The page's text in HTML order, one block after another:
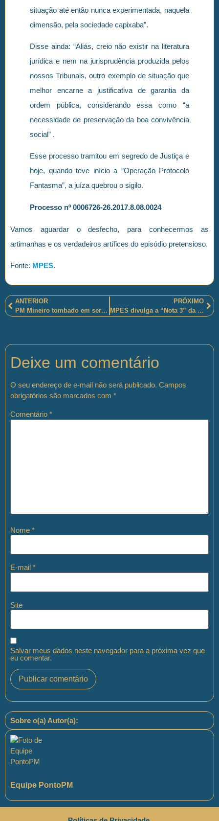
situação até então nunca experimentada, naquela
dimensão, pela sociedade capixaba”.
Disse ainda: “Aliás, creio não existir na literatura
jurídica e nem na jurisprudência produzida pelos
nossos Tribunais, outro exemplo de situação que
melhor encarne a justificativa de garantia da
ordem pública, considerando essa como “a
necessidade de preservação da boa convivência
social” .
Esse processo tramitou em segredo de Justiça e
hoje, quando teve início a ”Operação Protocolo
Fantasma”, a juíza quebrou o sigilo.
Processo nº 0006726-26.2017.8.08.0024
Vamos aguardar o desfecho, para conhecermos as
artimanhas e os verdadeiros artífices do episódio pretensioso.
Fonte: MPES.
ANTERIOR
PM Mineiro tombado em serviço!
PRÓXIMO
MPES divulga a “Nota 3” da “Operação Protocolo Fantasma”.
Deixe um comentário
O seu endereço de e-mail não será publicado. Campos
obrigatórios são marcados com *
Comentário *
Nome *
E-mail *
Site
Salvar meus dados neste navegador para a próxima vez que
eu comentar.
Sobre o(a) Autor(a):
Equipe PontoPM